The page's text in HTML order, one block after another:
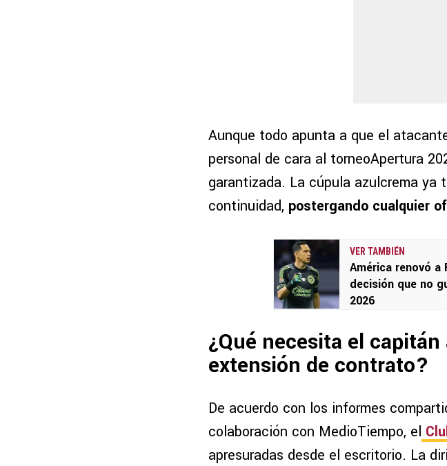
Aunque todo apunta a que el
personal de cara al torneoApertura
garantizada. La cúpula azulcrema ya
continuidad, postergando cualquier
VER TAMBIÉN
América renovó
decisión que no
2026
¿Qué necesita el
extensión de contrato?
De acuerdo con los informes
colaboración con MedioTiempo, el
apresuradas desde el escritorio. La